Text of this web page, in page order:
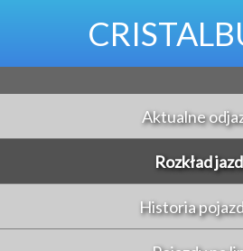
Aktualne
Rozkład
Historia